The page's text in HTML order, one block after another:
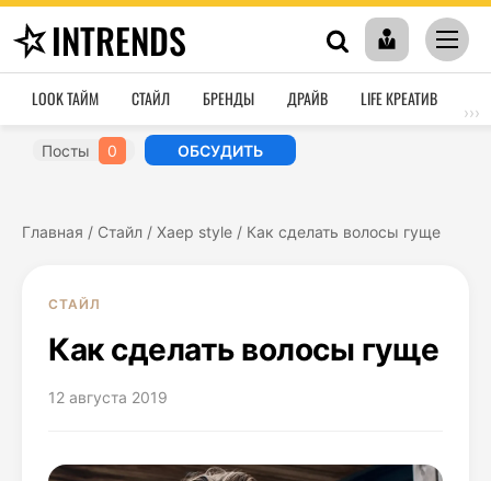
INTRENDS
LOOK ТАЙМ СТАЙЛ БРЕНДЫ ДРАЙВ LIFE КРЕАТИВ
›››
Посты 0 ОБСУДИТЬ
Главная / Стайл / Хаер style / Как сделать волосы гуще
СТАЙЛ
Как сделать волосы гуще
12 августа 2019